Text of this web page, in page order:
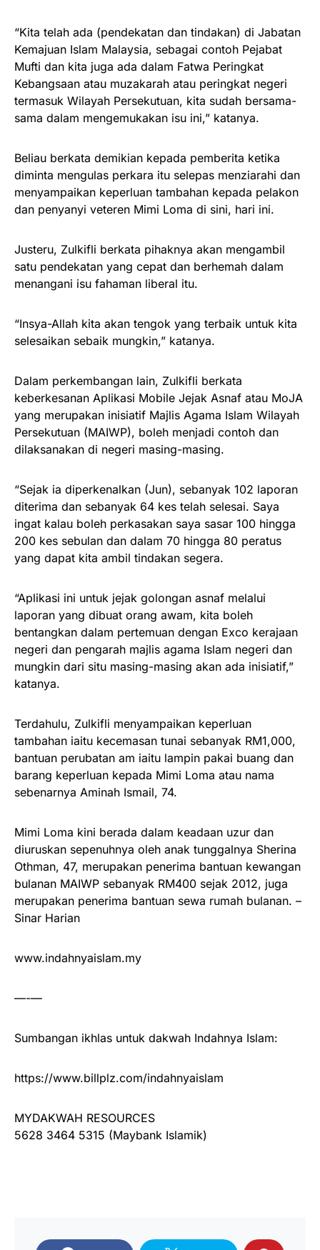
“Kita telah ada (pendekatan dan tindakan) di Jabatan
Kemajuan Islam Malaysia, sebagai contoh Pejabat
Mufti dan kita juga ada dalam Fatwa Peringkat
Kebangsaan atau muzakarah atau peringkat negeri
termasuk Wilayah Persekutuan, kita sudah bersama-
sama dalam mengemukakan isu ini,” katanya.
Beliau berkata demikian kepada pemberita ketika
diminta mengulas perkara itu selepas menziarahi dan
menyampaikan keperluan tambahan kepada pelakon
dan penyanyi veteren Mimi Loma di sini, hari ini.
Justeru, Zulkifli berkata pihaknya akan mengambil
satu pendekatan yang cepat dan berhemah dalam
menangani isu fahaman liberal itu.
“Insya-Allah kita akan tengok yang terbaik untuk kita
selesaikan sebaik mungkin,” katanya.
Dalam perkembangan lain, Zulkifli berkata
keberkesanan Aplikasi Mobile Jejak Asnaf atau MoJA
yang merupakan inisiatif Majlis Agama Islam Wilayah
Persekutuan (MAIWP), boleh menjadi contoh dan
dilaksanakan di negeri masing-masing.
“Sejak ia diperkenalkan (Jun), sebanyak 102 laporan
diterima dan sebanyak 64 kes telah selesai. Saya
ingat kalau boleh perkasakan saya sasar 100 hingga
200 kes sebulan dan dalam 70 hingga 80 peratus
yang dapat kita ambil tindakan segera.
“Aplikasi ini untuk jejak golongan asnaf melalui
laporan yang dibuat orang awam, kita boleh
bentangkan dalam pertemuan dengan Exco kerajaan
negeri dan pengarah majlis agama Islam negeri dan
mungkin dari situ masing-masing akan ada inisiatif,”
katanya.
Terdahulu, Zulkifli menyampaikan keperluan
tambahan iaitu kecemasan tunai sebanyak RM1,000,
bantuan perubatan am iaitu lampin pakai buang dan
barang keperluan kepada Mimi Loma atau nama
sebenarnya Aminah Ismail, 74.
Mimi Loma kini berada dalam keadaan uzur dan
diuruskan sepenuhnya oleh anak tunggalnya Sherina
Othman, 47, merupakan penerima bantuan kewangan
bulanan MAIWP sebanyak RM400 sejak 2012, juga
merupakan penerima bantuan sewa rumah bulanan. –
Sinar Harian
www.indahnyaislam.my
—-—
Sumbangan ikhlas untuk dakwah Indahnya Islam:
https://www.billplz.com/indahnyaislam
MYDAKWAH RESOURCES
5628 3464 5315 (Maybank Islamik)